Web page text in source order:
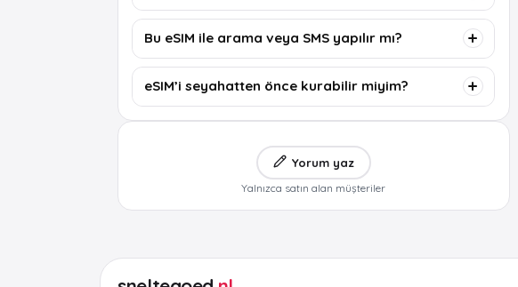
Bu eSIM ile arama veya SMS yapılır mı?
eSIM’i seyahatten önce kurabilir miyim?
Yorum yaz
Yalnızca satın alan müşteriler